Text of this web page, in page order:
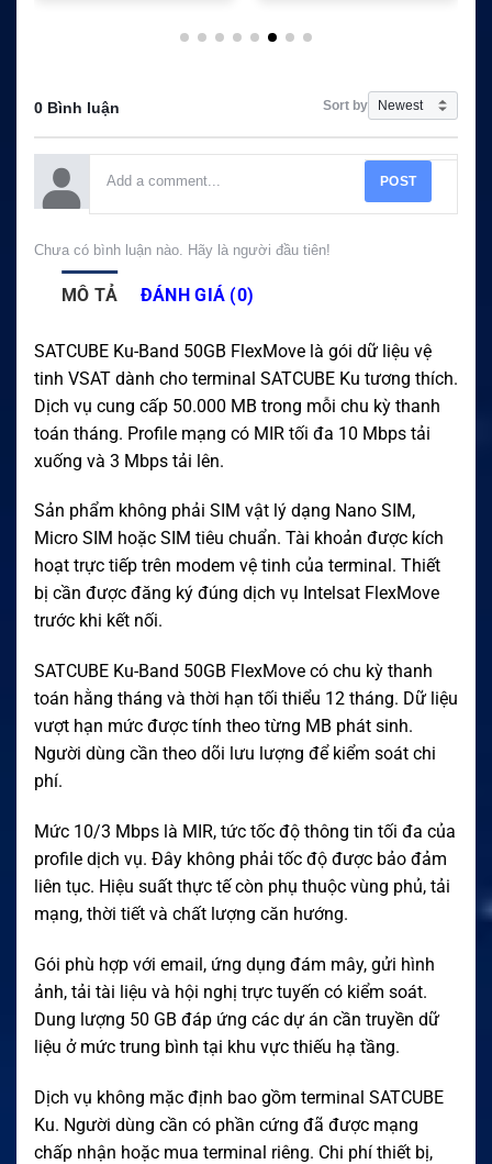
0 Bình luận Sort by
POST
Chưa có bình luận nào. Hãy là người đầu tiên!
MÔ TẢ ĐÁNH GIÁ (0)
SATCUBE Ku-Band 50GB FlexMove là gói dữ liệu vệ
tinh VSAT dành cho terminal SATCUBE Ku tương thích.
Dịch vụ cung cấp 50.000 MB trong mỗi chu kỳ thanh
toán tháng. Profile mạng có MIR tối đa 10 Mbps tải
xuống và 3 Mbps tải lên.
Sản phẩm không phải SIM vật lý dạng Nano SIM,
Micro SIM hoặc SIM tiêu chuẩn. Tài khoản được kích
hoạt trực tiếp trên modem vệ tinh của terminal. Thiết
bị cần được đăng ký đúng dịch vụ Intelsat FlexMove
trước khi kết nối.
SATCUBE Ku-Band 50GB FlexMove có chu kỳ thanh
toán hằng tháng và thời hạn tối thiểu 12 tháng. Dữ liệu
vượt hạn mức được tính theo từng MB phát sinh.
Người dùng cần theo dõi lưu lượng để kiểm soát chi
phí.
Mức 10/3 Mbps là MIR, tức tốc độ thông tin tối đa của
profile dịch vụ. Đây không phải tốc độ được bảo đảm
liên tục. Hiệu suất thực tế còn phụ thuộc vùng phủ, tải
mạng, thời tiết và chất lượng căn hướng.
Gói phù hợp với email, ứng dụng đám mây, gửi hình
ảnh, tải tài liệu và hội nghị trực tuyến có kiểm soát.
Dung lượng 50 GB đáp ứng các dự án cần truyền dữ
liệu ở mức trung bình tại khu vực thiếu hạ tầng.
Dịch vụ không mặc định bao gồm terminal SATCUBE
Ku. Người dùng cần có phần cứng đã được mạng
chấp nhận hoặc mua terminal riêng. Chi phí thiết bị,